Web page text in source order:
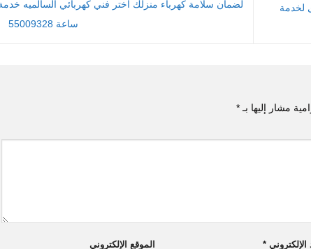
لخدمة
ساعة 55009328
مشار إليها بـ*
الإلكتروني * الموقع الإلكتروني